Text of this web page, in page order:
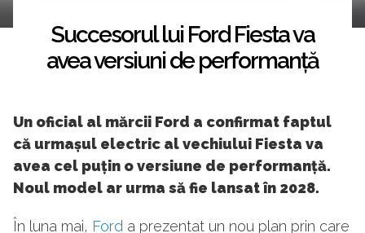
Succesorul lui Ford Fiesta va
avea versiuni de performanță
Un oficial al mărcii Ford a confirmat faptul
că urmașul electric al vechiului Fiesta va
avea cel puțin o versiune de performanță.
Noul model ar urma să fie lansat în 2028.
În luna mai, Ford a prezentat un nou plan prin care